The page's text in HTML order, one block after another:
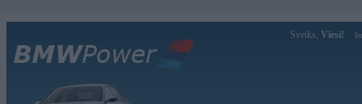
Sveiks, Viesi!